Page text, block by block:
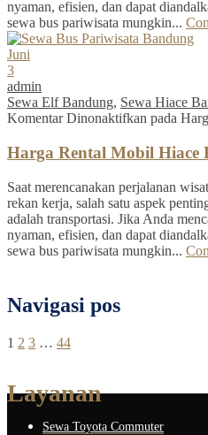
nyaman, efisien, dan dapat
sewa bus pariwisata mungkin...
Juni
3
admin
Sewa Elf Bandung, Sewa Hiace
Komentar Dinonaktifkan pada
Harga Rental Mobil Hiace
Saat merencanakan perjalanan
rekan kerja, salah satu aspek
adalah transportasi. Jika Anda
nyaman, efisien, dan dapat
sewa bus pariwisata mungkin...
Navigasi pos
1 2 3 … 44
Layanan
Sewa Toyota Commuter